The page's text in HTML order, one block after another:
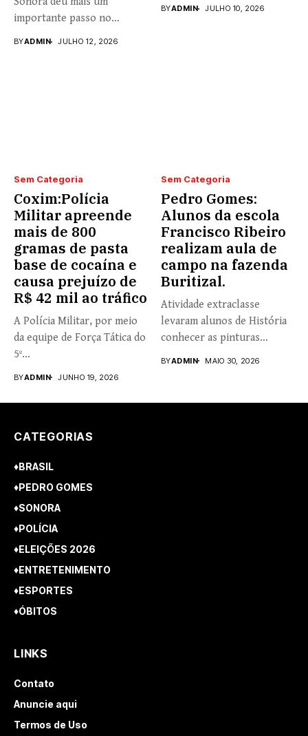
importante passo no
BYADMIN JULHO 12, 2026
BYADMIN JULHO 10, 2026
Sem Categoria
Coxim:Polícia
Militar apreende
mais de 800
gramas de pasta
base de cocaína e
causa prejuízo de
R$ 42 mil ao tráfico
A Polícia Militar, por meio
da equipe de Força Tática do
5º...
BYADMIN JUNHO 19, 2026
Sem Categoria
Pedro Gomes:
Alunos da escola
Francisco Ribeiro
realizam aula de
campo na fazenda
Buritizal.
Atividade extraclasse
levaram alunos de História
conhecer as pinturas
BYADMIN MAIO 30, 2026
CATEGORIAS
♦BRASIL
♦PEDRO GOMES
♦SONORA
♦POLÍCIA
♦ELEIÇÕES 2026
♦ENTRETENIMENTO
♦ESPORTES
♦ÓBITOS
LINKS
Contato
Anuncie aqui
Termos de Uso